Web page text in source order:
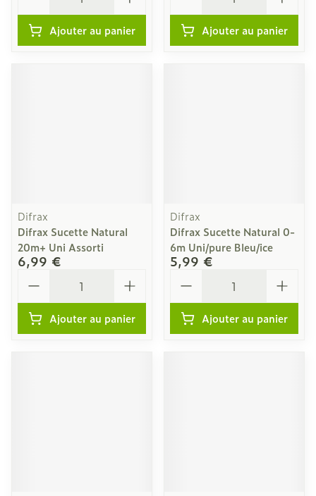
Ajouter au panier Ajouter au panier
Difrax
Difrax Sucette Natural
20m+ Uni Assorti
6,99 €
Ajouter au panier
Difrax
Difrax Sucette Natural 0-
6m Uni/pure Bleu/ice
5,99 €
Ajouter au panier